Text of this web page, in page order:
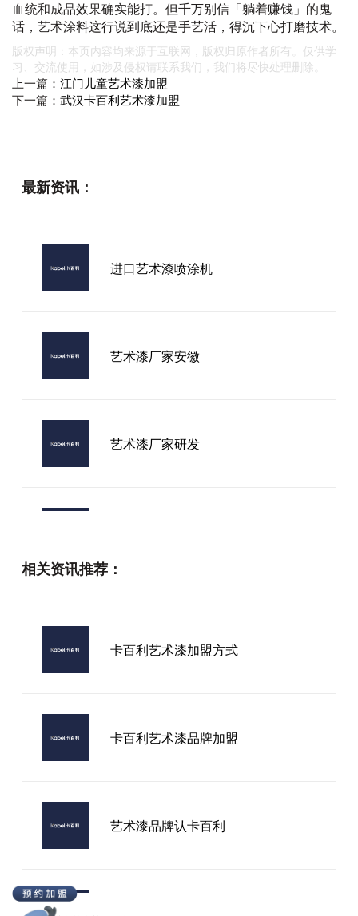
血统和成品效果确实能打。但千万别信「躺着赚钱」的鬼
话，艺术涂料这行说到底还是手艺活，得沉下心打磨技术。
版权声明：本页内容均来源于互联网，版权归原作者所有。仅供学
习、交流使用，如涉及侵权请联系我们，我们将尽快处理删除。
上一篇： 江门儿童艺术漆加盟
下一篇： 武汉卡百利艺术漆加盟
最新资讯：
进口艺术漆喷涂机
艺术漆厂家安徽
艺术漆厂家研发
相关资讯推荐：
卡百利艺术漆加盟方式
卡百利艺术漆品牌加盟
艺术漆品牌认卡百利